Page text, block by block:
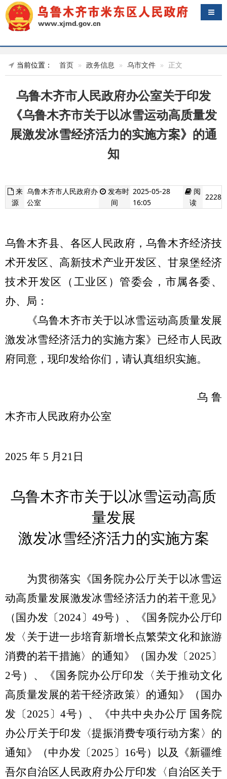
导航
当前位置： 首页 政务信息 乌市文件 正文
乌鲁木齐市人民政府办公室关于印发
《‌乌鲁木齐市关于以冰雪运动高质量发
展激发冰雪经济活力的实施方案》的通
知
来
源
乌鲁木齐市人民政府办
公室
发布时
间
2025-05-28
16:05
阅
读
2228
乌鲁木齐县、各区人民政府，乌鲁木齐经济技
术开发区、高新技术产业开发区、甘泉堡经济
技术开发区（工业区）管委会，市属各委、
办、局：
《乌鲁木齐市关于以冰雪运动高质量发展
激发冰雪经济活力的实施方案》已经市人民政
府同意，现印发给你们，请认真组织实施。
乌鲁
木齐市人民政府办公室
2025 年 5 月 21 日
乌鲁木齐市关于以冰雪运动高质
量发展
激发冰雪经济活力的实施方案
为贯彻落实《国务院办公厅关于以冰雪运
动高质量发展激发冰雪经济活力的若干意见》
（国办发〔2024〕 49号）、 《国务院办公厅印
发〈 关于进一步培育新增长点繁荣文化和旅游
消费的若干措施〉 的通知》 （国办发〔 2025〕
2号）、 《 国务院办公厅印发〈 关于推动文化
高质量发展的若干经济政策〉的通知》
（国办
发〔2025 〕4号） 、《中共中央办公厅 国务院
办公厅关于印发 〈提振消费专项行动方案〉的
通知》
（中办发〔2025 〕 16号） 以及
《新疆维
吾尔自治区人民政府办公厅印发〈自治区关于